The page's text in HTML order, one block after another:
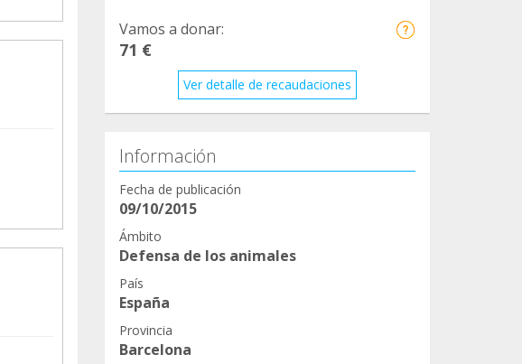
Vamos a donar:
71 €
Ver detalle de recaudaciones
Información
Fecha de publicación
09/10/2015
Ámbito
Defensa de los animales
País
España
Provincia
Barcelona